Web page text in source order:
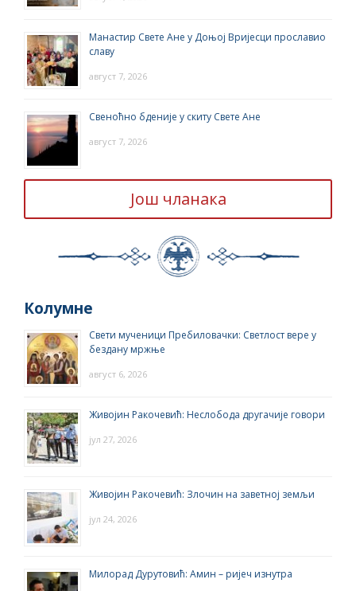
Манастир Свете Ане у Доњој Вријесци прославио
славу
август 7, 2026
Свеноћно бденије у скиту Свете Ане
август 7, 2026
Још чланака
Колумне
Свети мученици Пребиловачки: Светлост вере у
бездану мржње
август 6, 2026
Живојин Ракочевић: Неслобода другачије говори
јул 27, 2026
Живојин Ракочевић: Злочин на заветној земљи
јул 24, 2026
Милорад Дурутовић: Амин – ријеч изнутра